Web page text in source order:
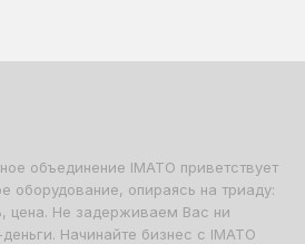
объединение IMATO приветствует
оборудование, опираясь на триаду:
цена. Не задерживаем Вас ни
Начинайте бизнес с IMATO